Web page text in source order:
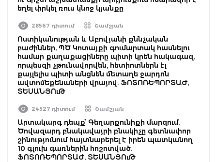
եղել փրկել ռուս կնոջ կյանքը
28567 դիտում Շամշյան
Ոստիկանության և Աբովյանի քննչական
բաժիններ, ՊԾ Կոտայքի գումարտակ հասնելու
համար քաղաքացիները պիտի կրեն հակագազ,
որպեսզի չթունավորվեն, հետիոտներն էլ
քայլելիս պիտի անցնեն մետաղե ջարդոն
ավտոմեքենաների վրայով. ՖՈՏՈՌԵՊՈՐՏԱԺ,
ՏԵՍԱՆՅՈւԹ
24527 դիտում Շամշյան
Արտակարգ դեպք՝ Գեղարքունիքի մարզում.
Ծովազարդ բնակավայրի բնակիչը գետնափոր
շինությունում հայտնաբերել է իրեն պատկանող
10 գլուխ գառներին հոշոտված.
ՖՈՏՈՌԵՊՈՐՏԱԺ, ՏԵՍԱՆՅՈւԹ